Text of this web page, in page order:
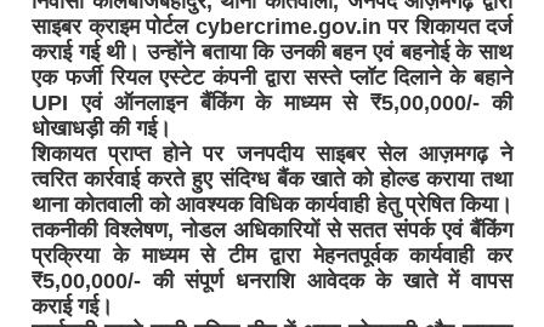
साइबर क्राइम पोर्टल cybercrime.gov.in पर शिकायत दर्ज
कराई गई थी। उन्होंने बताया कि उनकी बहन एवं बहनोई के साथ
एक फर्जी रियल एस्टेट कंपनी द्वारा सस्ते प्लॉट दिलाने के बहाने
UPI एवं ऑनलाइन बैंकिंग के माध्यम से ₹5,00,000/- की
धोखाधड़ी की गई।
शिकायत प्राप्त होने पर जनपदीय साइबर सेल आज़मगढ़ ने
त्वरित कार्रवाई करते हुए संदिग्ध बैंक खाते को होल्ड कराया तथा
थाना कोतवाली को आवश्यक विधिक कार्यवाही हेतु प्रेषित किया।
तकनीकी विश्लेषण, नोडल अधिकारियों से सतत संपर्क एवं बैंकिंग
प्रक्रिया के माध्यम से टीम द्वारा मेहनतपूर्वक कार्यवाही कर
₹5,00,000/- की संपूर्ण धनराशि आवेदक के खाते में वापस
कराई गई।